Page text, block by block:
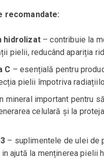
recomandate:
hidrolizat– contribuie la
pielii, reducând apariția
C – esențială pentru
pielii împotriva
mineral important pentru
celulară și la
– suplimentele de ulei de
ajută la menținerea pielii